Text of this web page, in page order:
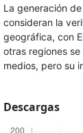
La generación
consideran la
geográfica, con
otras regiones
medios, pero su
Descargas